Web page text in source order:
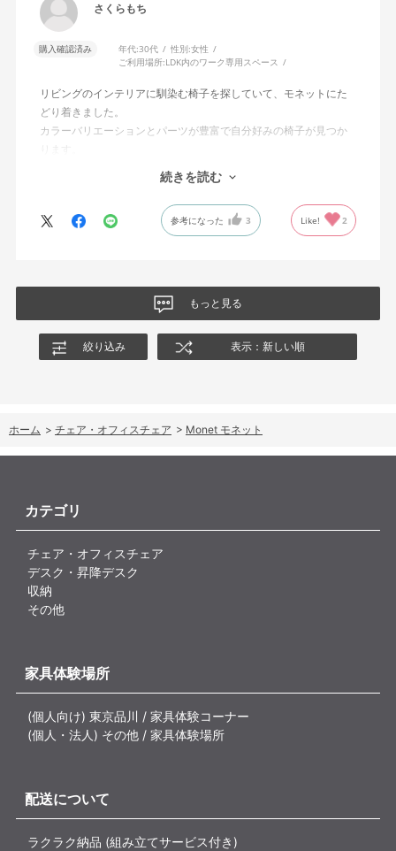
さくらもち
購入確認済み 年代:30代 性別:女性
ご利用場所:LDK内のワーク専用スペース
リビングのインテリアに馴染む椅子を探していて、モネットにた
どり着きました。
カラーバリエーションとパーツが豊富で自分好みの椅子が見つか
オフィスチェアにしては比較的コンパクトで家に置くのに最適で
した、座り心地も良く大変気に入っています。
今回どうしても欲しい色の組み合わせがあったので固定肘の物を
購入しましたが、欲を言えば稼働肘バージョンもバイカラーなど
続きを読む
参考になった 3 Like! 2
もっと見る
絞り込み 表示：新しい順
ホーム > チェア・オフィスチェア > Monet モネット
カテゴリ
チェア・オフィスチェア
デスク・昇降デスク
収納
その他
家具体験場所
(個人向け) 東京品川 / 家具体験コーナー
(個人・法人) その他 / 家具体験場所
配送について
ラクラク納品 (組み立てサービス付き)